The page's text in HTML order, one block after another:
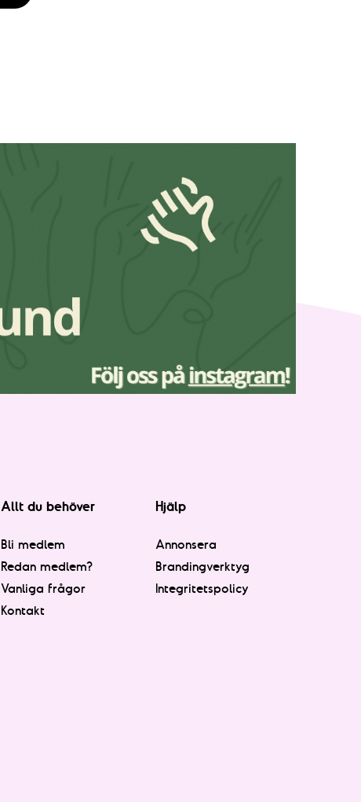
Allt du behöver
Bli medlem
Redan medlem?
Vanliga frågor
Kontakt
Hjälp
Annonsera
Brandingverktyg
Integritetspolicy